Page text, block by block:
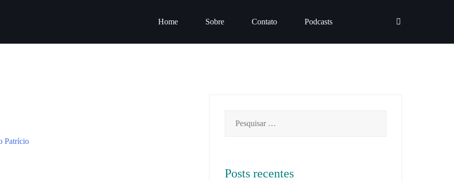
Home Sobre Contato Podcasts
por:
Posts recentes